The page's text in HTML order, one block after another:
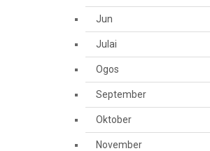
Jun
Julai
Ogos
September
Oktober
November